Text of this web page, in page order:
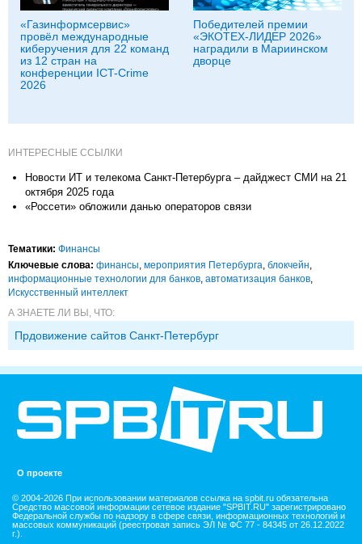
«Газинформсервис»
провёл международные
киберучения для 22 команд
из 12 стран на
конференции ICT-Crime
2026
Победителей премии
«ЭКОТЕХ-ЛИДЕР 2026»
наградили в Мариинском
дворце
ИНТЕРЕСНЫЕ ССЫЛКИ
Новости ИТ и телекома Санкт-Петербурга – дайджест СМИ на 21
октября 2025 года
«Россети» обложили данью операторов связи
Тематики: Финансы
Ключевые слова: финансы мероприятия Петербурга блокчейн
информационные технологии для банков автоматизация банков
Искусственный интеллект
А ЗНАЕТЕ ЛИ ВЫ, ЧТО:
Прдовижение сайтов Санкт-Петербург
О проекте
© 2004-2026 При использовании материалов ссылка на spbit.ru обязательна
Средство массовой информации сетевое издание "SPBIT.RU" зарегистрировано
Федеральной службы по надзору в сфере связи, информационных технологий и
массовых коммуникаций (реестровая запись ЭЛ № ФС 77 - 84345 от 26.12.2022
г.).